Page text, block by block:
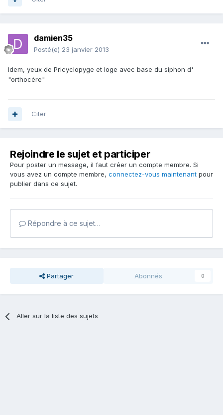
damien35
Posté(e) 23 janvier 2013
Idem, yeux de Pricyclopyge et loge avec base du siphon d'
"orthocère"
Citer
Rejoindre le sujet et participer
Pour poster un message, il faut créer un compte membre. Si
vous avez un compte membre, connectez-vous maintenant pour
publier dans ce sujet.
Répondre à ce sujet…
Partager Abonnés 0
Aller sur la liste des sujets